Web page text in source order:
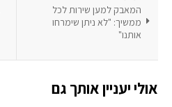
המאבק למען שירות לכל
ממשיך: "לא ניתן שימרחו
אותנו"
אולי יעניין אותך גם